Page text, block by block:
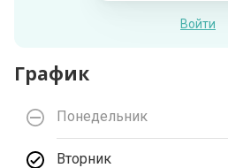
Войти
График
Понедельник
Вторник